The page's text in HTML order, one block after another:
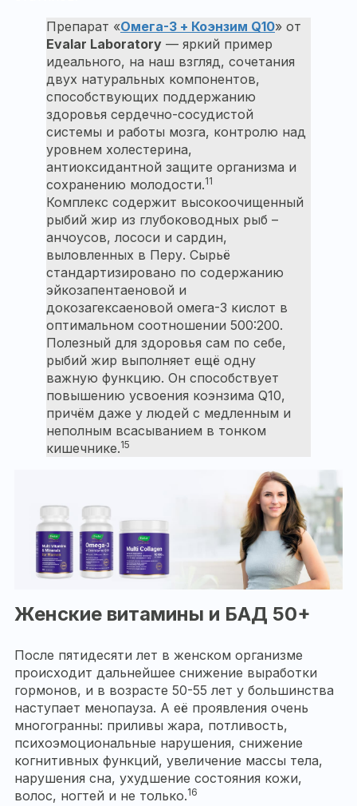
Препарат «Омега-3 + Коэнзим Q10» от
Evalar Laboratory — яркий пример
идеального, на наш взгляд, сочетания
двух натуральных компонентов,
способствующих поддержанию
здоровья сердечно-сосудистой
системы и работы мозга, контролю над
уровнем холестерина,
антиоксидантной защите организма и
сохранению молодости.11
Комплекс содержит высокоочищенный
рыбий жир из глубоководных рыб –
анчоусов, лососи и сардин,
выловленных в Перу. Сырьё
стандартизировано по содержанию
эйкозапентаеновой и
докозагексаеновой омега-3 кислот в
оптимальном соотношении 500:200.
Полезный для здоровья сам по себе,
рыбий жир выполняет ещё одну
важную функцию. Он способствует
повышению усвоения коэнзима Q10,
причём даже у людей с медленным и
неполным всасыванием в тонком
кишечнике.15
Женские витамины и БАД 50+
После пятидесяти лет в женском организме
происходит дальнейшее снижение выработки
гормонов, и в возрасте 50-55 лет у большинства
наступает менопауза. А её проявления очень
многогранны: приливы жара, потливость,
психоэмоциональные нарушения, снижение
когнитивных функций, увеличение массы тела,
нарушения сна, ухудшение состояния кожи,
волос, ногтей и не только.16